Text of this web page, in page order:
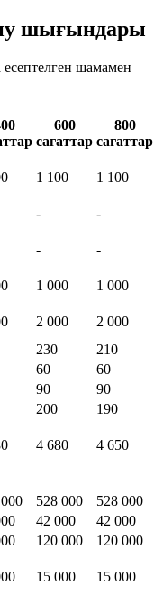
шығындары
шамамен
600
сағаттар
800
сағаттар
1 100
1 100
-
-
-
-
1 000
1 000
2 000
2 000
230
210
60
60
90
90
200
190
4 680 4 650
528 000
528 000
42 000
42 000
120 000
120 000
15 000 15 000